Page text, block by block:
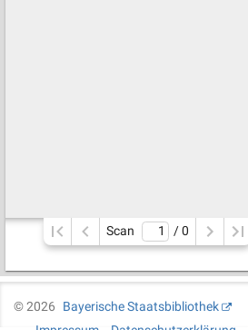
Scan / 0
©2026
Bayerische Staatsbibliothek